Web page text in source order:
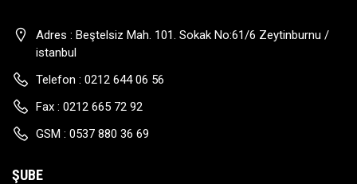
Adres : Beştelsiz Mah. 101. Sokak No:61/6 Zeytinburnu /
istanbul
Telefon : 0212 644 06 56
Fax : 0212 665 72 92
GSM : 0537 880 36 69
ŞUBE